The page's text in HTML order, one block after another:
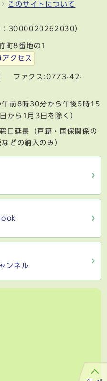
このサイトについて
：3000020262030）
町8番地の1
アクセス
） ファクス:0773-42-
前8時30分から午後5時15
から1月3日を除く）
口延長（戸籍・国保関係の
どの納入のみ）
ンネル